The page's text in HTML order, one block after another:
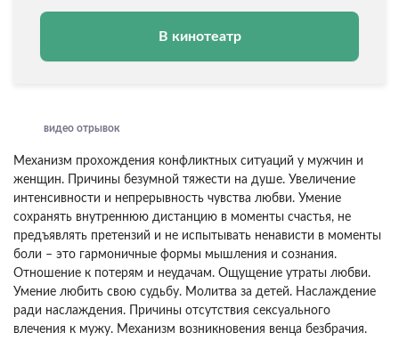
В кинотеатр
видео отрывок
Механизм прохождения конфликтных ситуаций у мужчин и
женщин. Причины безумной тяжести на душе. Увеличение
интенсивности и непрерывность чувства любви. Умение
сохранять внутреннюю дистанцию в моменты счастья, не
предъявлять претензий и не испытывать ненависти в моменты
боли – это гармоничные формы мышления и сознания.
Отношение к потерям и неудачам. Ощущение утраты любви.
Умение любить свою судьбу. Молитва за детей. Наслаждение
ради наслаждения. Причины отсутствия сексуального
влечения к мужу. Механизм возникновения венца безбрачия.